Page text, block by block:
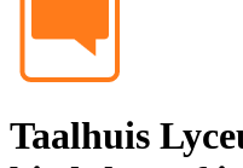
Taalhuis